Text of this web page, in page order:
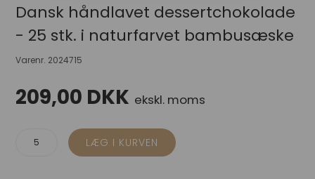
Dansk håndlavet dessertchokolade
- 25 stk. i naturfarvet bambusæske
Varenr. 2024715
209,00 DKK ekskl. moms